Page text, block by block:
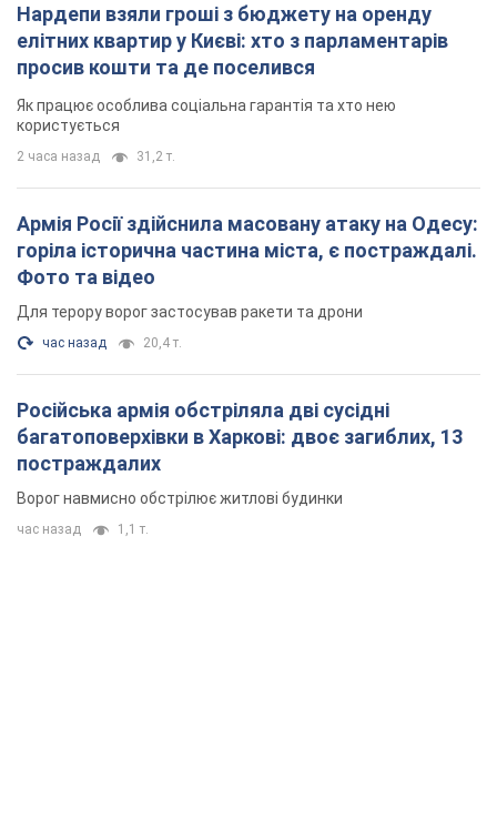
Нардепи взяли гроші з бюджету на оренду
елітних квартир у Києві: хто з парламентарів
просив кошти та де поселився
Як працює особлива соціальна гарантія та хто нею
користується
2 часа назад 31,2 т.
Армія Росії здійснила масовану атаку на Одесу:
горіла історична частина міста, є постраждалі.
Фото та відео
Для терору ворог застосував ракети та дрони
час назад 20,4 т.
Російська армія обстріляла дві сусідні
багатоповерхівки в Харкові: двоє загиблих, 13
постраждалих
Ворог навмисно обстрілює житлові будинки
час назад 1,1 т.